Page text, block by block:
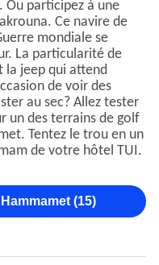
Ou participez à une
Ce navire de
mondiale se
La particularité de
la jeep qui attend
de voir des
au sec? Allez tester
un des terrains de golf
Tentez le trou en un
de votre hôtel TUI.
(15)